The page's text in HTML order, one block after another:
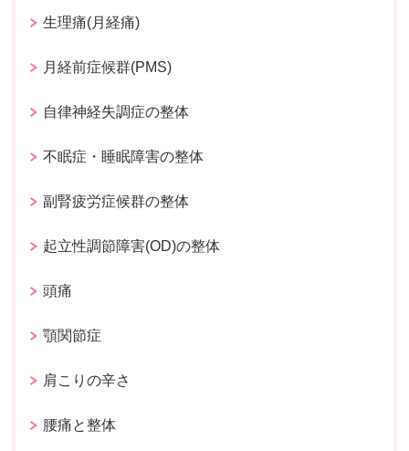
生理痛(月経痛)
月経前症候群(PMS)
自律神経失調症の整体
不眠症・睡眠障害の整体
副腎疲労症候群の整体
起立性調節障害(OD)の整体
頭痛
顎関節症
肩こりの辛さ
腰痛と整体